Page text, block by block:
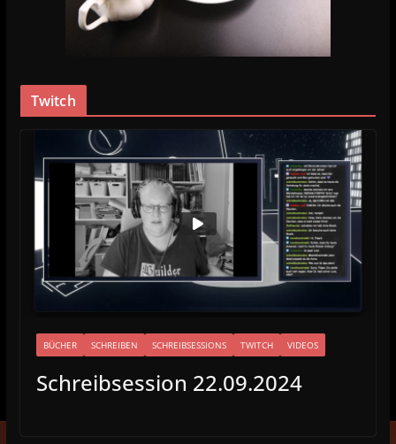
Twitch
BÜCHER SCHREIBEN SCHREIBSESSIONS TWITCH VIDEOS
Schreibsession 22.09.2024